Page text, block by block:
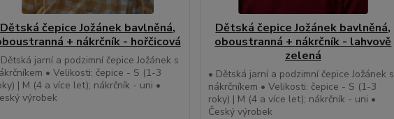
Dětská čepice Jožánek bavlněná,
+ nákrčník - hořčicová
jarní a podzimní čepice Jožánek s
• Velikosti: čepice - S (1-3
| M (4 a více let); nákrčník - uni •
výrobek
Dětská čepice Jožánek bavlněná,
oboustranná + nákrčník - lahvově
zelená
• Dětská jarní a podzimní čepice Jožánek s
nákrčníkem • Velikosti: čepice - S (1-3
roky) | M (4 a více let); nákrčník - uni •
Český výrobek